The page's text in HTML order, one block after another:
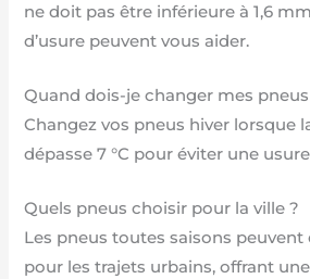
ne doit pas être inférieure à 1,6
d’usure peuvent vous aider.
Quand dois-je changer mes
Changez vos pneus hiver lorsque
dépasse 7 °C pour éviter une
Quels pneus choisir pour la ville ?
Les pneus toutes saisons
pour les trajets urbains, offrant